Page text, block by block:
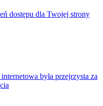
dostępu dla Twojej strony
była przejrzysta za